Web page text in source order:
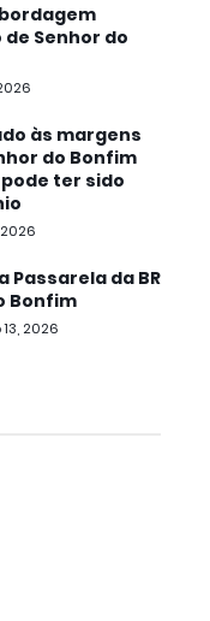
Senhor do
às margens
do Bonfim
ter sido
Passarela da BR
Bonfim
2026